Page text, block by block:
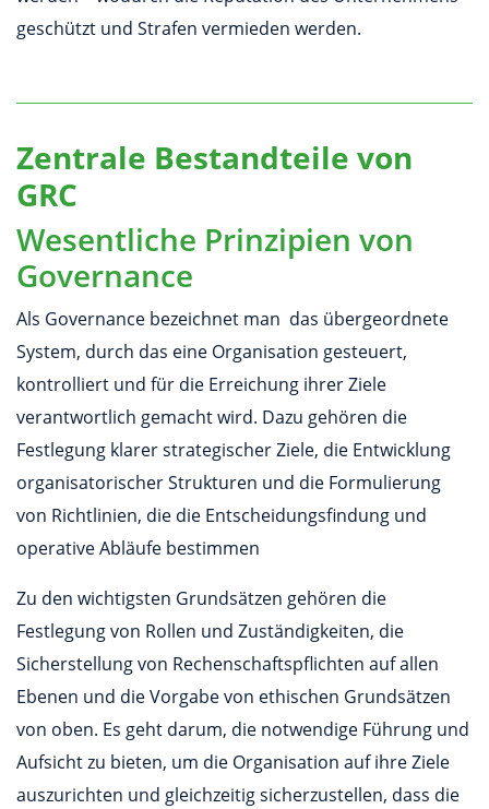
geschützt und Strafen vermieden werden.
Zentrale Bestandteile von
GRC
Wesentliche Prinzipien von
Governance
Als Governance bezeichnet man das übergeordnete
System, durch das eine Organisation gesteuert,
kontrolliert und für die Erreichung ihrer Ziele
verantwortlich gemacht wird. Dazu gehören die
Festlegung klarer strategischer Ziele, die Entwicklung
organisatorischer Strukturen und die Formulierung
von Richtlinien, die die Entscheidungsfindung und
operative Abläufe bestimmen
Zu den wichtigsten Grundsätzen gehören die
Festlegung von Rollen und Zuständigkeiten, die
Sicherstellung von Rechenschaftspflichten auf allen
Ebenen und die Vorgabe von ethischen Grundsätzen
von oben. Es geht darum, die notwendige Führung und
Aufsicht zu bieten, um die Organisation auf ihre Ziele
auszurichten und gleichzeitig sicherzustellen, dass die